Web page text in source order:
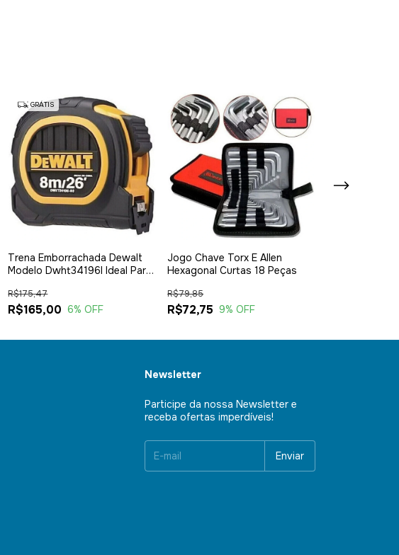
GRÁTIS
Trena Emborrachada Dewalt
Modelo Dwht34196l Ideal Para
Metros
R$165,00
R$175,47
6% OFF
Jogo Chave Torx E Allen
Hexagonal Curtas 18 Peças
R$72,75
R$79,85
9% OFF
Newsletter
Participe da nossa Newsletter e
receba ofertas imperdíveis!